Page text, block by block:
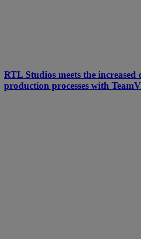
RTL Studios meets the increased
production processes with